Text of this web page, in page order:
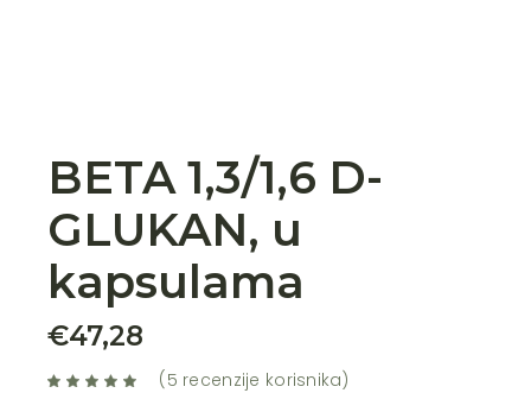
BETA 1,3/1,6 D-
GLUKAN, u
kapsulama
€47,28
( 5 recenzije korisnika)